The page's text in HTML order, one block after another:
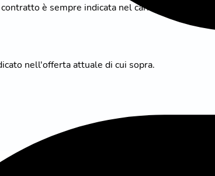
è sempre indicata nel carrello.
nell'offerta attuale di cui sopra.